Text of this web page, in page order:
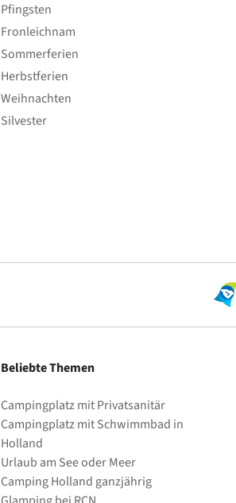
Pfingsten
Fronleichnam
Sommerferien
Herbstferien
Weihnachten
Silvester
Beliebte Themen
Campingplatz mit Privatsanitär
Campingplatz mit Schwimmbad in
Holland
Urlaub am See oder Meer
Camping Holland ganzjährig